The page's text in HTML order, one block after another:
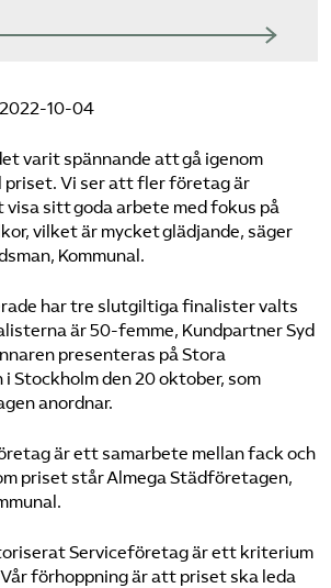
10-04
varit spännande att gå igenom
priset. Vi ser att fler företag är
sitt goda arbete med fokus på
vilket är mycket glädjande, säger
Kommunal.
har tre slutgiltiga finalister valts
är 50-femme, Kundpartner Syd
presenteras på Stora
Stockholm den 20 oktober, som
anordnar.
är ett samarbete mellan fack och
priset står Almega Städföretagen,
Serviceföretag är ett kriterium
förhoppning är att priset ska leda